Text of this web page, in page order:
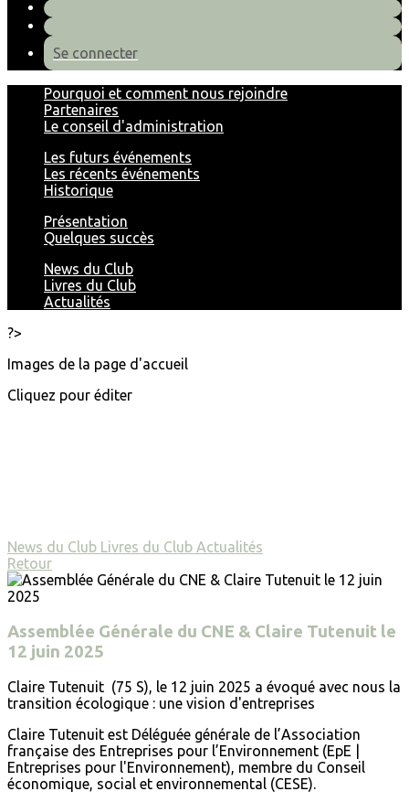
Se connecter
Pourquoi et comment nous rejoindre
Partenaires
Le conseil d'administration
Les futurs événements
Les récents événements
Historique
Présentation
Quelques succès
News du Club
Livres du Club
Actualités
?>
Images de la page d'accueil
Cliquez pour éditer
News du Club Livres du Club Actualités
Retour
Assemblée Générale du CNE & Claire Tutenuit le
12 juin 2025
Claire Tutenuit (75 S), le 12 juin 2025 a évoqué avec nous la
transition écologique : une vision d'entreprises
Claire Tutenuit est Déléguée générale de l’Association
française des Entreprises pour l’Environnement (EpE |
Entreprises pour l'Environnement), membre du Conseil
économique, social et environnemental (CESE).